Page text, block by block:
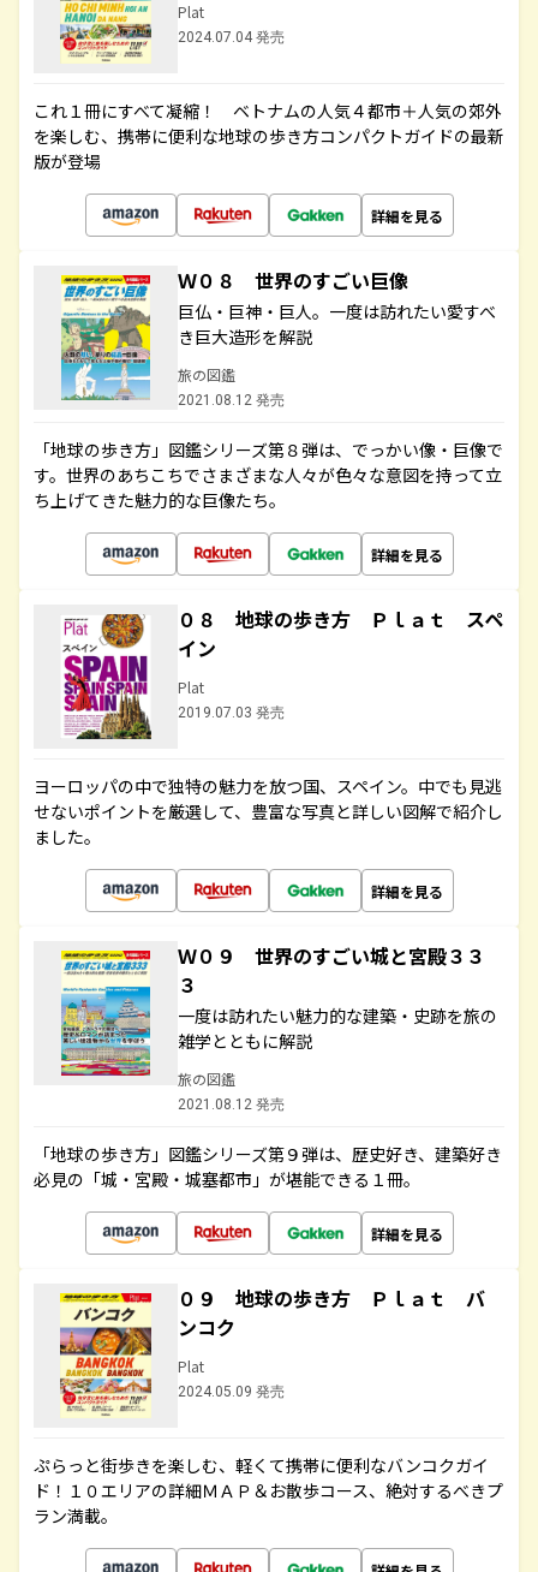
Plat
2024.07.04 発売
これ１冊にすべて凝縮！ ベトナムの人気４都市＋人気の郊外
を楽しむ、携帯に便利な地球の歩き方コンパクトガイドの最新
版が登場
詳細を見る
Ｗ０８ 世界のすごい巨像
巨仏・巨神・巨人。一度は訪れたい愛すべ
き巨大造形を解説
旅の図鑑
2021.08.12 発売
「地球の歩き方」図鑑シリーズ第８弾は、でっかい像・巨像で
す。世界のあちこちでさまざまな人々が色々な意図を持って立
ち上げてきた魅力的な巨像たち。
詳細を見る
０８ 地球の歩き方 Ｐｌａｔ スペ
イン
Plat
2019.07.03 発売
ヨーロッパの中で独特の魅力を放つ国、スペイン。中でも見逃
せないポイントを厳選して、豊富な写真と詳しい図解で紹介し
ました。
詳細を見る
Ｗ０９ 世界のすごい城と宮殿３３
３
一度は訪れたい魅力的な建築・史跡を旅の
雑学とともに解説
旅の図鑑
2021.08.12 発売
「地球の歩き方」図鑑シリーズ第９弾は、歴史好き、建築好き
必見の「城・宮殿・城塞都市」が堪能できる１冊。
詳細を見る
０９ 地球の歩き方 Ｐｌａｔ バ
ンコク
Plat
2024.05.09 発売
ぷらっと街歩きを楽しむ、軽くて携帯に便利なバンコクガイ
ド！１０エリアの詳細ＭＡＰ＆お散歩コース、絶対するべきプ
ラン満載。